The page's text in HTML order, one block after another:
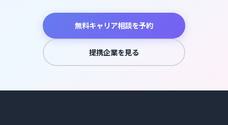
無料キャリア相談を予約
提携企業を見る